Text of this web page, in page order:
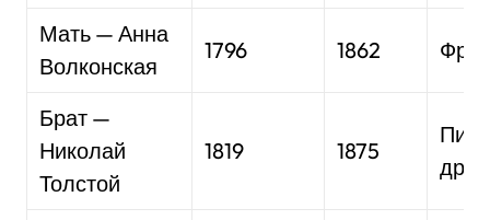
Мать — Анна
Волконская
1796 1862
Брат —
Николай
Толстой
1819 1875